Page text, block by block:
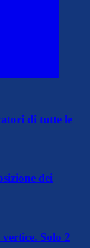
di tutte le
dei
Solo 2